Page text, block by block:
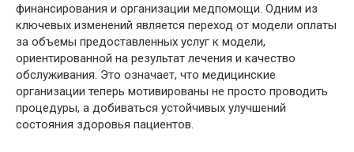
финансирования и организации медпомощи. Одним из
ключевых изменений является переход от модели оплаты
за объемы предоставленных услуг к модели,
ориентированной на результат лечения и качество
обслуживания. Это означает, что медицинские
организации теперь мотивированы не просто проводить
процедуры, а добиваться устойчивых улучшений
состояния здоровья пациентов.